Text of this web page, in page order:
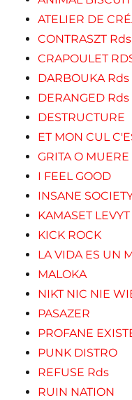
ATELIER DE
CONTRASZT Rds
CRAPOULET
DARBOUKA Rds
DERANGED Rds
DESTRUCTURE
ET MON CUL
GRITA O MUERE
I FEEL GOOD
INSANE
KAMASET LEVYT
KICK ROCK
LA VIDA ES UN
MALOKA
NIKT NIC NIE
PASAZER
PROFANE
PUNK DISTRO
REFUSE Rds
RUIN NATION